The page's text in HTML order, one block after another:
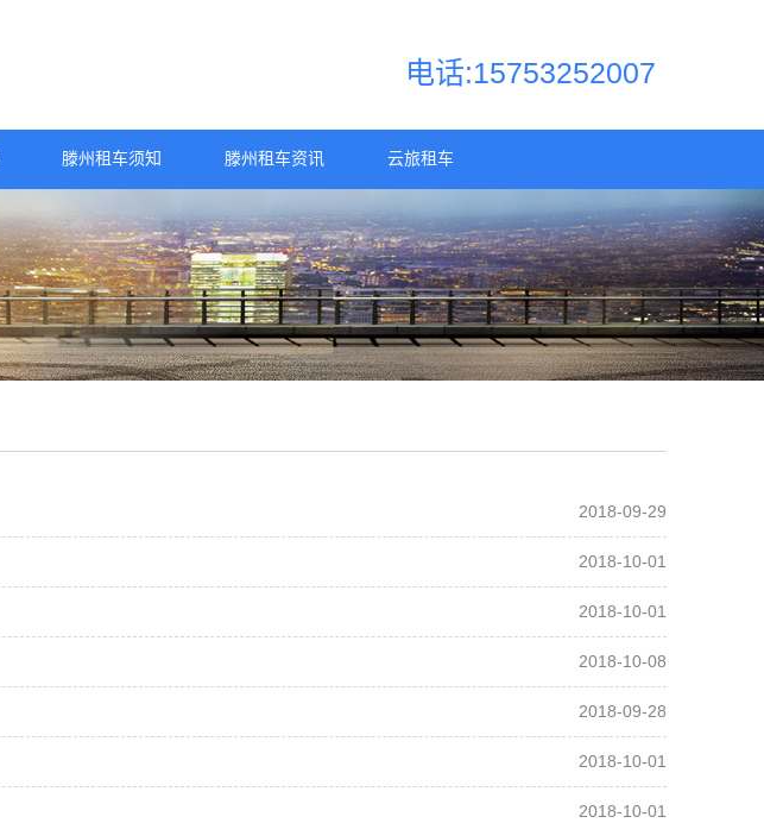
电话:15753252007
滕州租车须知 滕州租车资讯 云旅租车
2018-09-29
2018-10-01
2018-10-01
2018-10-08
2018-09-28
2018-10-01
2018-10-01